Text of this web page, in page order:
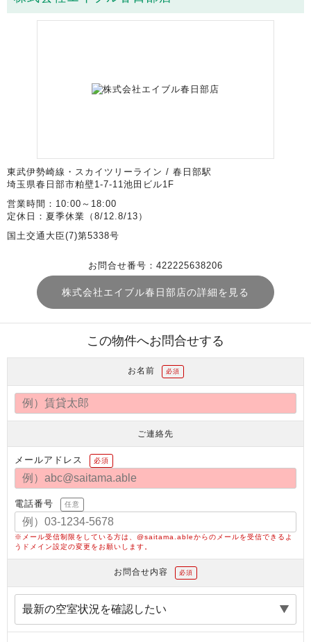
東武伊勢崎線・スカイツリーライン / 春日部駅
埼玉県春日部市粕壁1-7-11池田ビル1F
営業時間：10:00～18:00
定休日：夏季休業（8/12.8/13）
国土交通大臣(7)第5338号
お問合せ番号：422225638206
株式会社エイブル春日部店の詳細を見る
この物件へお問合せする
お名前 必須
ご連絡先
メールアドレス 必須
電話番号 任意
※メール受信制限をしている方は、@saitama.ableからのメールを受信できるよ
うドメイン設定の変更をお願いします。
お問合せ内容 必須